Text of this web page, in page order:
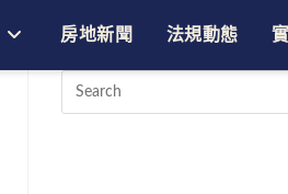
房地新聞 法規動態